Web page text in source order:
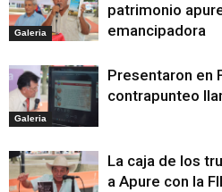
Galeria
patrimonio
emancipadora
Galeria
Presentaron en
contrapunteo
La caja de los
a Apure con la